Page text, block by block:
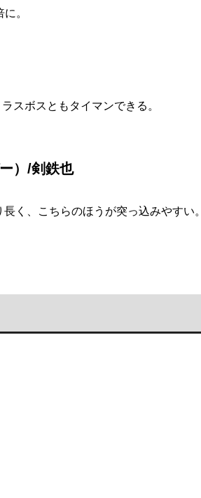
。
スボスともタイマンできる。
）/剣鉄也
く、こちらのほうが突っ込みやすい。